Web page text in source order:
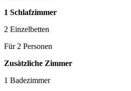
1 Schlafzimmer
2 Einzelbetten
Für 2 Personen
Zusätzliche Zimmer
1 Badezimmer